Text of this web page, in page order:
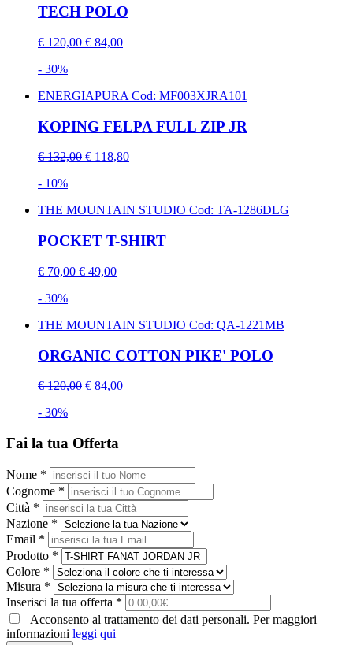
TECH POLO
€ 120,00 € 84,00
- 30%
ENERGIAPURA Cod: MF003XJRA101
KOPING FELPA FULL ZIP JR
€ 132,00 € 118,80
- 10%
THE MOUNTAIN STUDIO Cod: TA-1286DLG
POCKET T-SHIRT
€ 70,00 € 49,00
- 30%
THE MOUNTAIN STUDIO Cod: QA-1221MB
ORGANIC COTTON PIKE' POLO
€ 120,00 € 84,00
- 30%
Fai la tua Offerta
Nome *
Cognome *
Città *
Nazione *
Email *
Prodotto *
Colore *
Misura *
Inserisci la tua offerta *
Acconsento al trattamento dei dati personali. Per maggiori
informazioni leggi qui